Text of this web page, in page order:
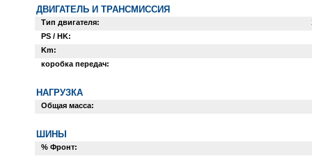
ДВИГАТЕЛЬ И ТРАНСМИССИЯ
Тип двигателя:
PS / HK:
Km:
коробка передач:
НАГРУЗКА
Общая масса:
ШИНЫ
% Фронт: